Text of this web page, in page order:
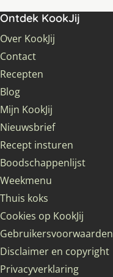
Ontdek KookJij
Over KookJij
Contact
Recepten
Blog
Mijn KookJij
Nieuwsbrief
Recept insturen
Boodschappenlijst
Weekmenu
Thuis koks
Cookies op KookJij
Gebruikersvoorwaarden
Disclaimer en copyright
Privacyverklaring